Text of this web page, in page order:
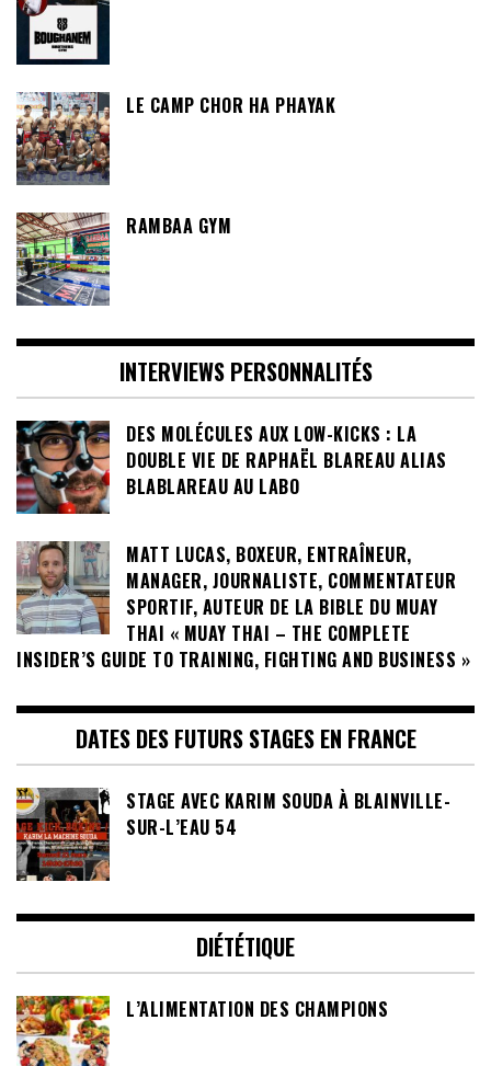
LE CAMP CHOR HA PHAYAK
RAMBAA GYM
INTERVIEWS PERSONNALITÉS
DES MOLÉCULES AUX LOW-KICKS : LA
DOUBLE VIE DE RAPHAËL BLAREAU ALIAS
BLABLAREAU AU LABO
MATT LUCAS, BOXEUR, ENTRAÎNEUR,
MANAGER, JOURNALISTE, COMMENTATEUR
SPORTIF, AUTEUR DE LA BIBLE DU MUAY
THAI « MUAY THAI – THE COMPLETE
INSIDER’S GUIDE TO TRAINING, FIGHTING AND BUSINESS »
DATES DES FUTURS STAGES EN FRANCE
STAGE AVEC KARIM SOUDA À BLAINVILLE-
SUR-L’EAU 54
DIÉTÉTIQUE
L’ALIMENTATION DES CHAMPIONS